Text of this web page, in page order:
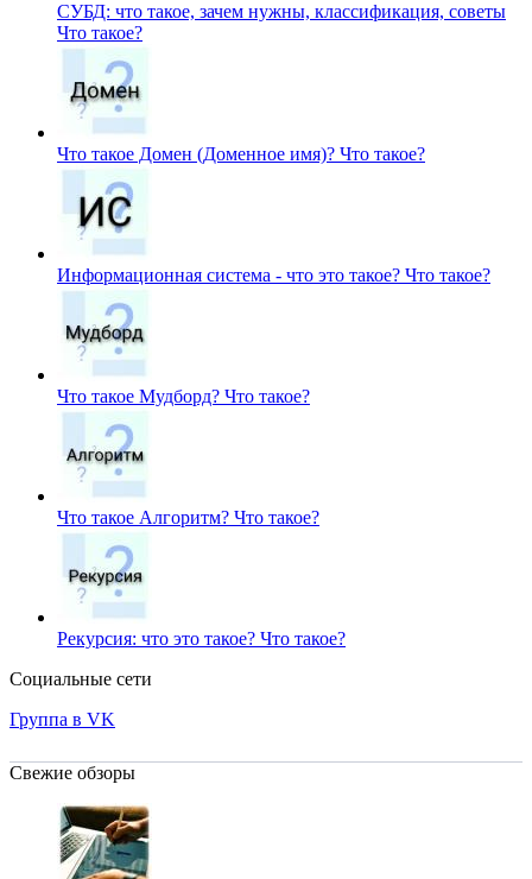
СУБД: что такое, зачем нужны, классификация, советы
Что такое?
Что такое Домен (Доменное имя)? Что такое?
Информационная система - что это такое? Что такое?
Что такое Мудборд? Что такое?
Что такое Алгоритм? Что такое?
Рекурсия: что это такое? Что такое?
Социальные сети
Группа в VK
Свежие обзоры